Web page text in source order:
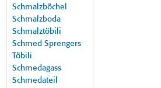
Schmalzböchel
Schmalzboda
Schmalztöbili
Schmed Sprengers
Töbili
Schmedagass
Schmedateil